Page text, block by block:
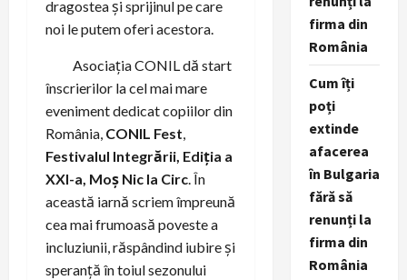
dragostea și sprijinul pe care
noi le putem oferi acestora.
Asociația CONIL dă start
înscrierilor la cel mai mare
eveniment dedicat copiilor din
România, CONIL Fest,
Festivalul Integrării, Ediția a
XXI-a, Moș Nic la Circ. În
această iarnă scriem împreună
cea mai frumoasă poveste a
incluziunii, răspândind iubire și
speranță în toiul sezonului
firma din
România
Cum îți
poți
extinde
afacerea
în Bulgaria
fără să
renunți la
firma din
România